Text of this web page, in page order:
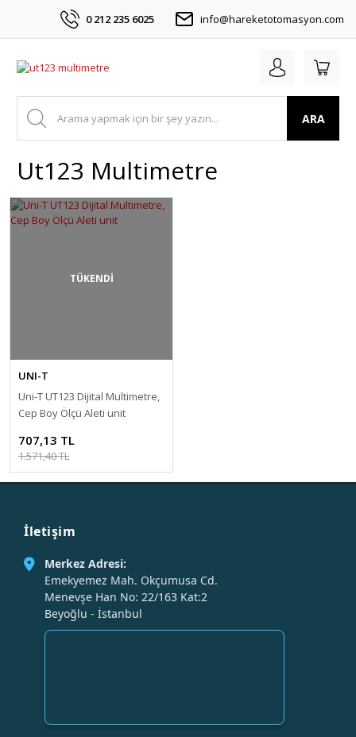
0 212 235 6025 info@hareketotomasyon.com
ARA
Ut123 Multimetre
TÜKENDİ
UNI-T
Uni-T UT123 Dijital Multimetre,
Cep Boy Ölçü Aleti unit
707,13 TL
1.571,40 TL
İletişim
Merkez Adresi:
Emekyemez Mah. Okçumusa Cd.
Menevşe Han No: 22/163 Kat:2
Beyoğlu - İstanbul